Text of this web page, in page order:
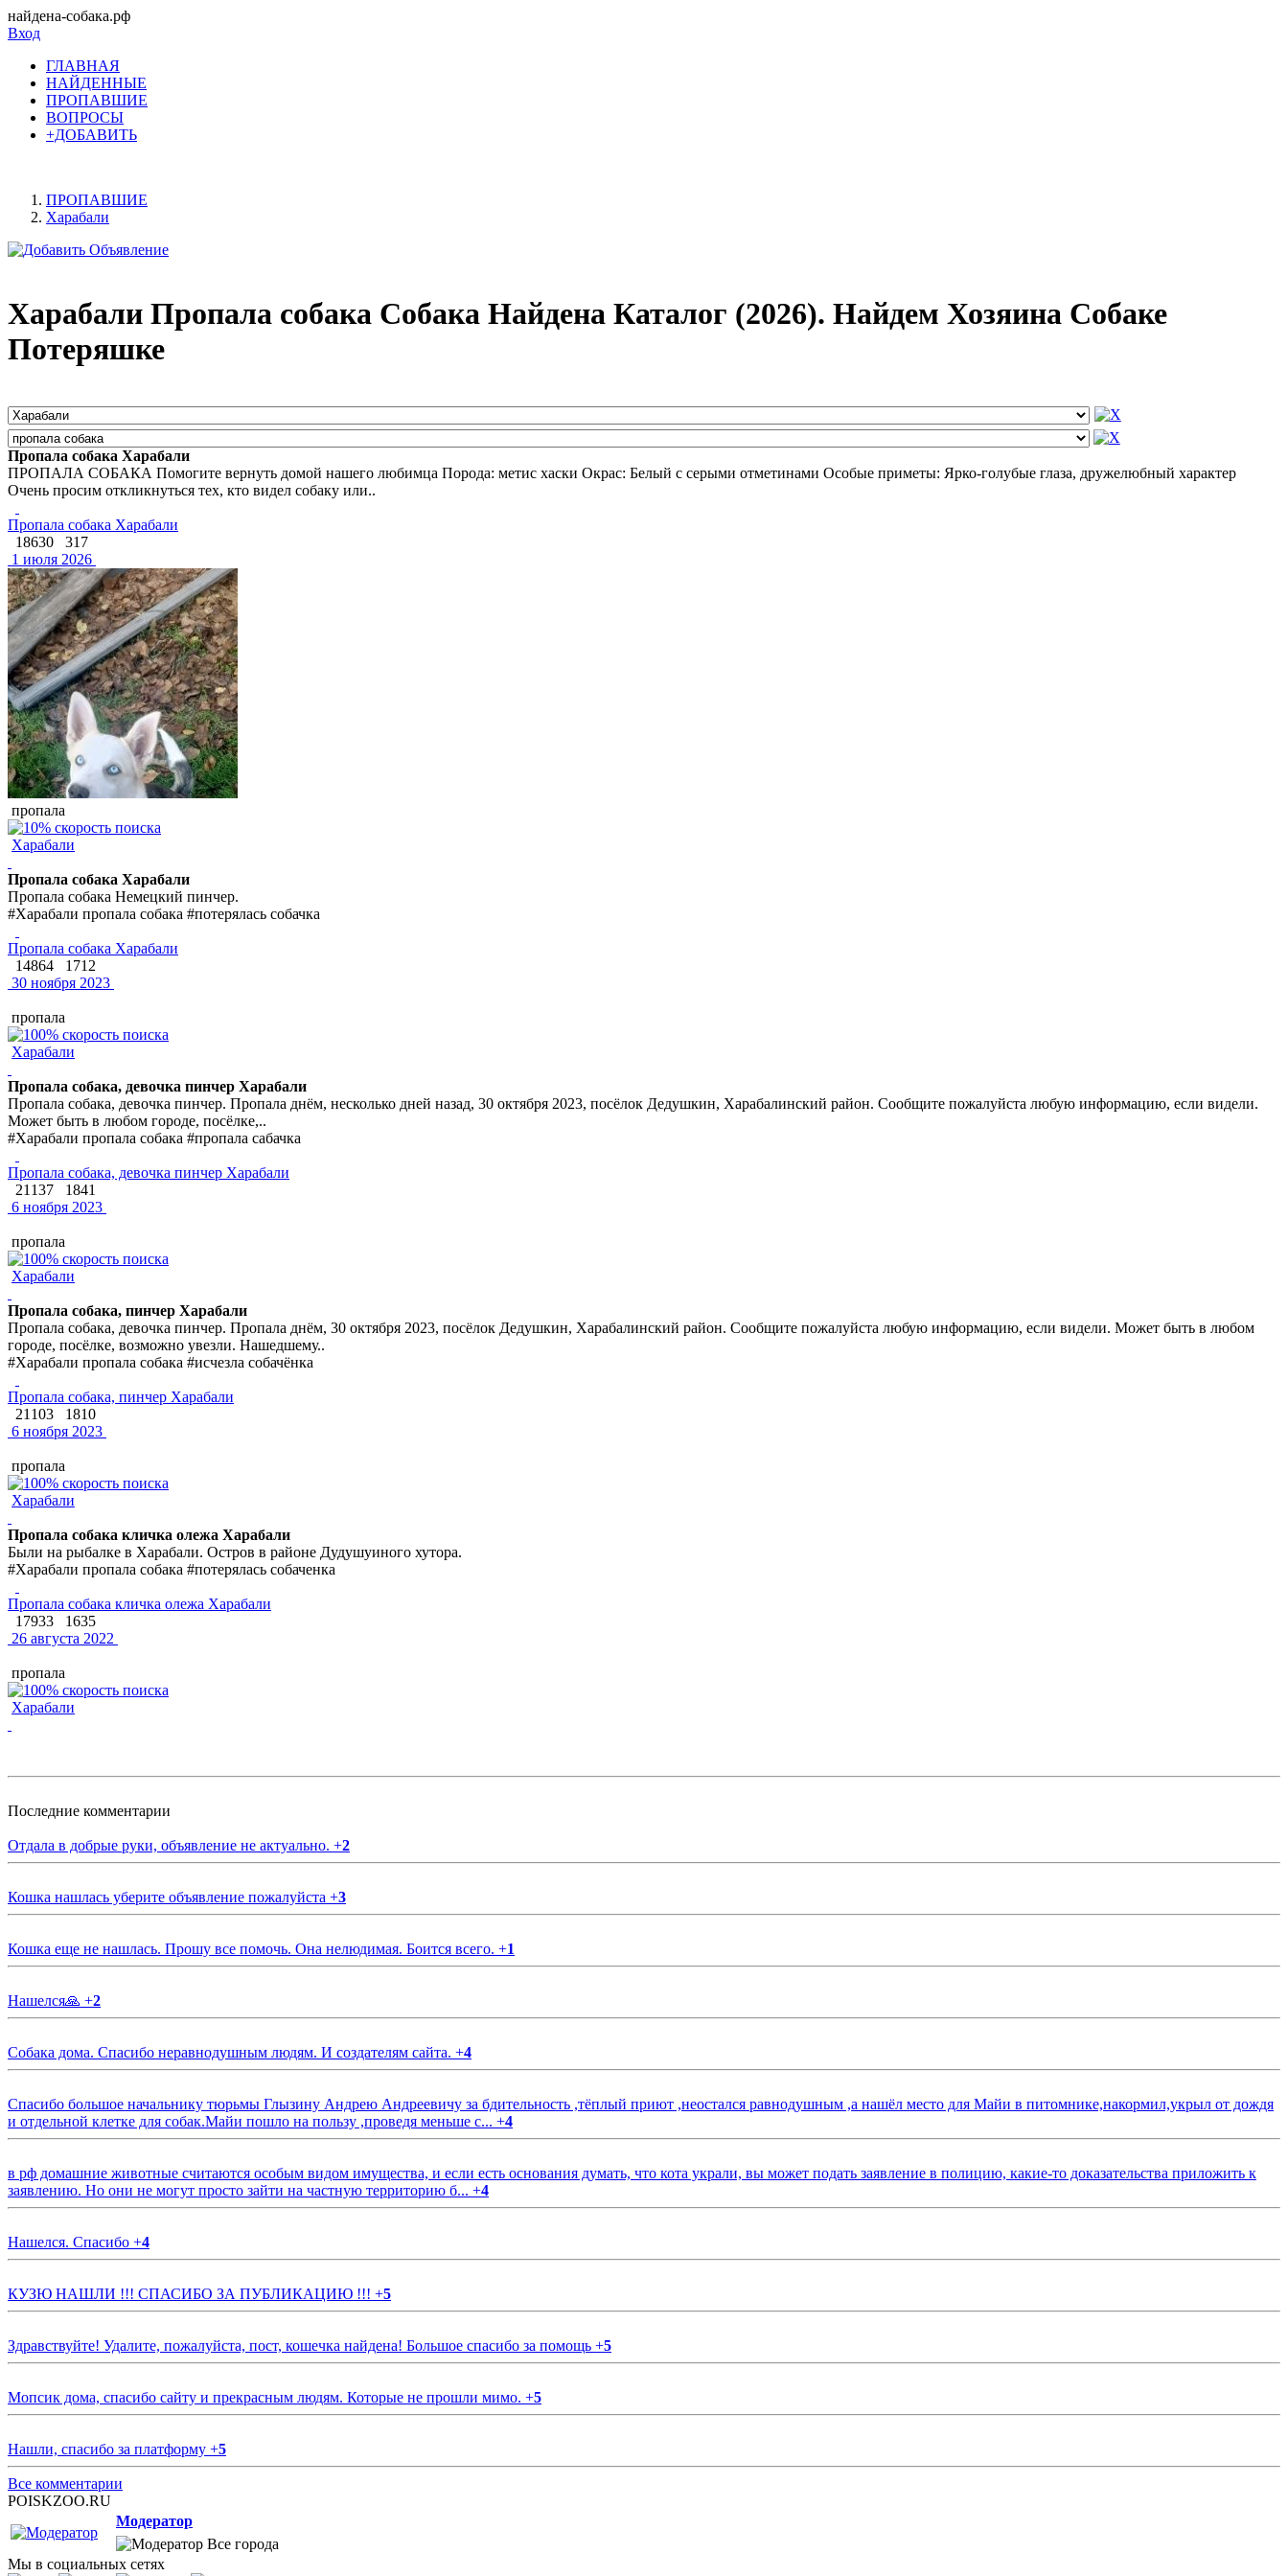
найдена-собака.рф
Вход
ГЛАВНАЯ
НАЙДЕННЫЕ
ПРОПАВШИЕ
ВОПРОСЫ
+ДОБАВИТЬ
ПРОПАВШИЕ
Харабали
Харабали Пропала собака Собака Найдена Каталог (2026). Найдем Хозяина Собаке
Потеряшке
Пропала собака Харабали
ПРОПАЛА СОБАКА Помогите вернуть домой нашего любимца Порода: метис хаски Окрас: Белый с серыми отметинами Особые приметы: Ярко-голубые глаза, дружелюбный характер
Очень просим откликнуться тех, кто видел собаку или..
Пропала собака Харабали
18630
317
1 июля 2026
пропала
Харабали
Пропала собака Харабали
Пропала собака Немецкий пинчер.
#Харабали пропала собака #потерялась собачка
Пропала собака Харабали
14864
1712
30 ноября 2023
пропала
Харабали
Пропала собака, девочка пинчер Харабали
Пропала собака, девочка пинчер. Пропала днём, несколько дней назад, 30 октября 2023, посёлок Дедушкин, Харабалинский район. Сообщите пожалуйста любую информацию, если видели.
Может быть в любом городе, посёлке,..
#Харабали пропала собака #пропала сабачка
Пропала собака, девочка пинчер Харабали
21137
1841
6 ноября 2023
пропала
Харабали
Пропала собака, пинчер Харабали
Пропала собака, девочка пинчер. Пропала днём, 30 октября 2023, посёлок Дедушкин, Харабалинский район. Сообщите пожалуйста любую информацию, если видели. Может быть в любом
городе, посёлке, возможно увезли. Нашедшему..
#Харабали пропала собака #исчезла собачёнка
Пропала собака, пинчер Харабали
21103
1810
6 ноября 2023
пропала
Харабали
Пропала собака кличка олежа Харабали
Были на рыбалке в Харабали. Остров в районе Дудушуиного хутора.
#Харабали пропала собака #потерялась собаченка
Пропала собака кличка олежа Харабали
17933
1635
26 августа 2022
пропала
Харабали
Последние комментарии
Отдала в добрые руки, объявление не актуально. +2
Кошка нашлась уберите объявление пожалуйста +3
Кошка еще не нашлась. Прошу все помочь. Она нелюдимая. Боится всего. +1
Нашелся🙏 +2
Собака дома. Спасибо неравнодушным людям. И создателям сайта. +4
Спасибо большое начальнику тюрьмы Глызину Андрею Андреевичу за бдительность ,тёплый приют ,неостался равнодушным ,а нашёл место для Майи в питомнике,накормил,укрыл от дождя
и отдельной клетке для собак.Майи пошло на пользу ,проведя меньше с... +4
в рф домашние животные считаются особым видом имущества, и если есть основания думать, что кота украли, вы может подать заявление в полицию, какие-то доказательства приложить к
заявлению. Но они не могут просто зайти на частную территорию б... +4
Нашелся. Спасибо +4
КУЗЮ НАШЛИ !!! СПАСИБО ЗА ПУБЛИКАЦИЮ !!! +5
Здравствуйте! Удалите, пожалуйста, пост, кошечка найдена! Большое спасибо за помощь +5
Мопсик дома, спасибо сайту и прекрасным людям. Которые не прошли мимо. +5
Нашли, спасибо за платформу +5
Все комментарии
POISKZOO.RU
Модератор
Все города
Мы в социальных сетях